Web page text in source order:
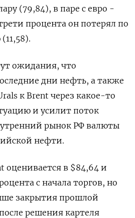
(79,84), в паре с евро -
процента он потерял по
ожидания, что
дни нефть, а также
к Brent через какое-то
и усилит поток
рынок РФ валюты
нефти.
оценивается в $84,64 и
с начала торгов, но
закрытия прошлой
решения картеля